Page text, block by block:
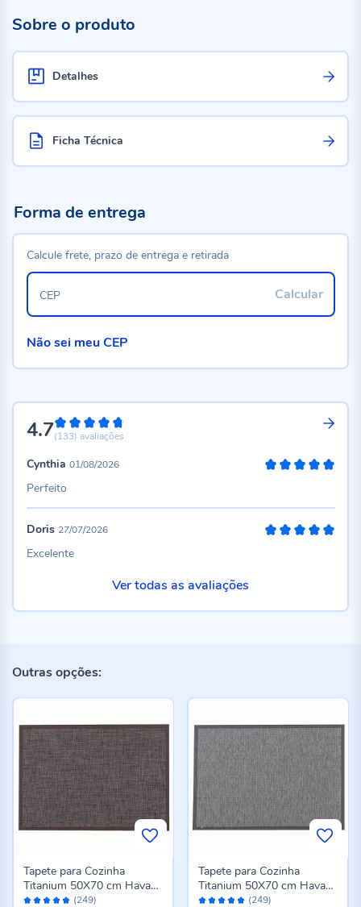
Sobre o produto
Detalhes
Ficha Técnica
4.794%
(133) avaliações
Cynthia 01/08/2026
Perfeito
Doris 27/07/2026
Excelente
Ver todas as avaliações
Forma de entrega
Calcule frete, prazo de entrega e retirada
Calcular
CEP
Não sei meu CEP
Outras opções:
Avaliação: (249)
Tapete para Cozinha
Titanium 50X70 cm Havan
Casa - Marrom Escuro
Avaliação: (249)
Tapete para Cozinha
Titanium 50X70 cm Havan
Casa - Cinza